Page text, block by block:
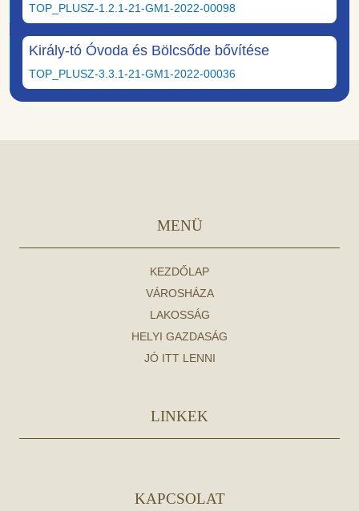
TOP_PLUSZ-1.2.1-21-GM1-2022-00098
Király-tó Óvoda és Bölcsőde bővítése
TOP_PLUSZ-3.3.1-21-GM1-2022-00036
MENÜ
KEZDŐLAP
VÁROSHÁZA
LAKOSSÁG
HELYI GAZDASÁG
JÓ ITT LENNI
LINKEK
KAPCSOLAT